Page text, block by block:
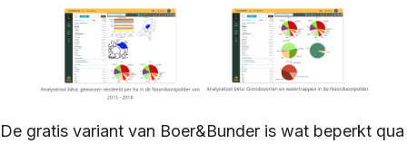
De gratis variant van Boer&Bunder is wat beperkt qua